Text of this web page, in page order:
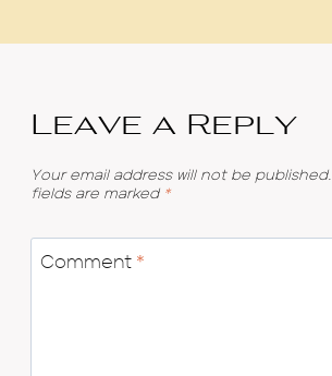
Leave a Reply
Your email address will not be published.
fields are marked *
Comment *